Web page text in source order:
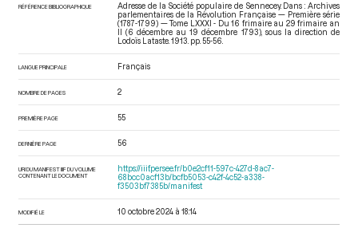
RÉFÉRENCE BIBLIOGRAPHIQUE
Adresse de la Société populaire de Sennecey. Dans : Archives
parlementaires de la Révolution Française — Première série
(1787-1799) — Tome LXXXI - Du 16 frimaire au 29 frimaire an
II (6 décembre au 19 décembre 1793), sous la direction de
Lodoïs Lataste. 1913. pp. 55-56.
LANGUE PRINCIPALE Français
NOMBRE DE PAGES 2
PREMIÈRE PAGE 55
DERNIÈRE PAGE 56
URI DU MANIFEST IIIF DU VOLUME
CONTENANT LE DOCUMENT
https://iiif.persee.fr/b0e2cf11-597c-427d-8ac7-
68bcc0acf13b/bcfb5053-c42f-4c52-a338-
f3503bf7385b/manifest
MODIFIÉ LE 10 octobre 2024 à 18:14